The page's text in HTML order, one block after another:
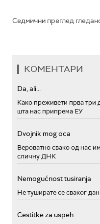
Седмични преглед
КОМЕНТАРИ
Da, ali...
Како преживети прва три
шта нас припрема ЕУ
Dvojnik mog oca
Вероватно свако од нас
сличну ДНК
Nemogućnost tusiranja
Не туширате се сваког
Cestitke za uspeh